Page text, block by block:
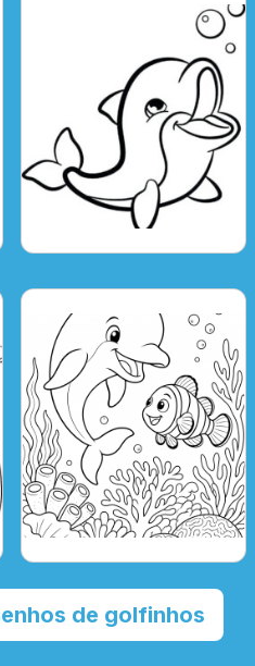
de golfinhos